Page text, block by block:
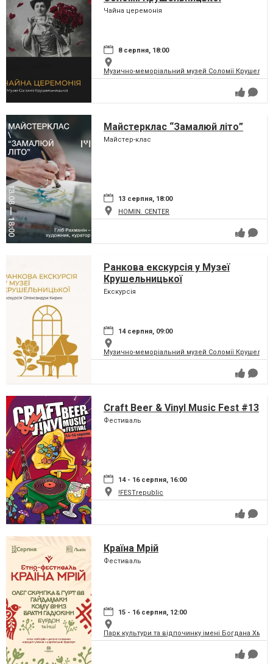
Чайна церемонія
8 серпня, 18:00
Музично-меморіальний музей Соломії
Майстерклас “Замалюй літо”
Майстер-клас
13 серпня, 18:00
HOMIN. CENTER
Ранкова екскурсія у Музеї
Крушельницької
Екскурсія
14 серпня, 09:00
Музично-меморіальний музей Соломії
Craft Beer & Vinyl Music Fest #13
Фестиваль
14 - 16 серпня, 16:00
!FESTrepublic
Країна Мрій
Фестиваль
15 - 16 серпня, 12:00
Парк культури та відпочинку імені Богдана